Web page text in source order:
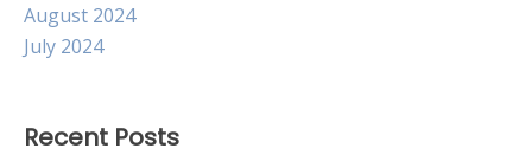
August 2024
July 2024
Recent Posts